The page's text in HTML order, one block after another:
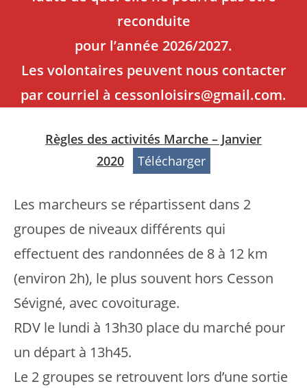
reconduite
pour l’année 2026/2027.
Les volontaires peuvent nous contacter
par courriel à cessonloisirs@gmail.com.
Règles des activités Marche – Janvier
2020
Télécharger
Les marcheurs se répartissent dans 2
groupes de niveaux différents qui
effectuent des randonnées de 8 à 12 km
(environ 2h), le plus souvent hors Cesson
Sévigné, avec covoiturage.
RDV le lundi à 13h30 place du marché pour
un départ à 13h45.
Le 2 groupes se retrouvent lors d’une sortie